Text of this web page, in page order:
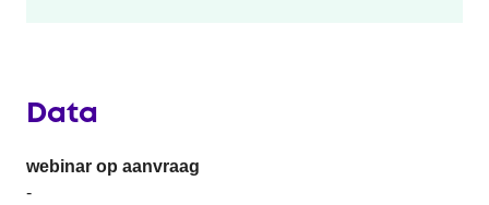
Data
webinar op aanvraag
-